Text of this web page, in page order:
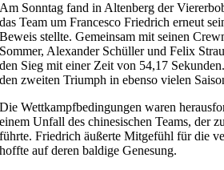
Am Sonntag fand in Altenberg der
das Team um Francesco Friedrich erneut
Beweis stellte. Gemeinsam mit seinen
Sommer, Alexander Schüller und Felix
den Sieg mit einer Zeit von 54,17
den zweiten Triumph in ebenso vielen
Die Wettkampfbedingungen waren
einem Unfall des chinesischen Teams, der
führte. Friedrich äußerte Mitgefühl für die
hoffte auf deren baldige Genesung.